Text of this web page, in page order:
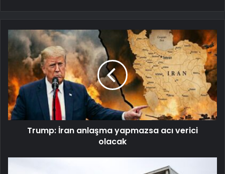
Trump: İran anlaşma yapmazsa acı verici
olacak